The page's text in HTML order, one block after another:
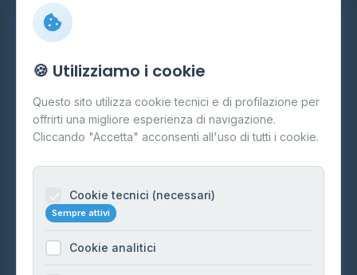
Info
Cos'è il GPL
FAQ
Contatti
Informazioni legali
Cookie Policy
🍪 Utilizziamo i cookie
Questo sito utilizza cookie tecnici e di profilazione per
offrirti una migliore esperienza di navigazione.
Cliccando "Accetta" acconsenti all'uso di tutti i cookie.
Cookie tecnici (necessari)
Sempre attivi
Cookie analitici